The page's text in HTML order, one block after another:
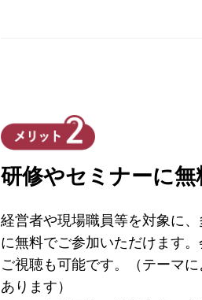
研修やセミナーに無
経営者や現場職員等を対象に
に無料でご参加いただけます
ご視聴も可能です。（テーマ
あります）